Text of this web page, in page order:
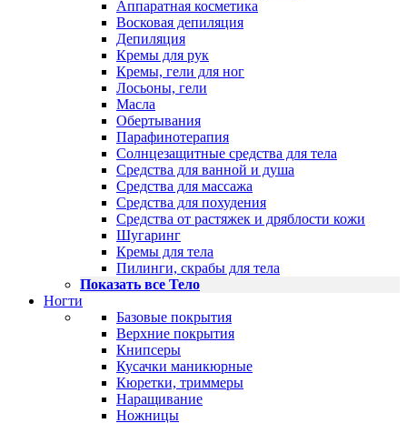
Аппаратная косметика
Восковая депиляция
Депиляция
Кремы для рук
Кремы, гели для ног
Лосьоны, гели
Масла
Обертывания
Парафинотерапия
Солнцезащитные средства для тела
Средства для ванной и душа
Средства для массажа
Средства для похудения
Средства от растяжек и дряблости кожи
Шугаринг
Кремы для тела
Пилинги, скрабы для тела
Показать все Тело
Ногти
Базовые покрытия
Верхние покрытия
Книпсеры
Кусачки маникюрные
Кюретки, триммеры
Наращивание
Ножницы